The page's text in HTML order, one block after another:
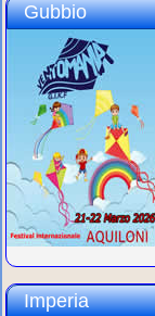
Gubbio
Imperia